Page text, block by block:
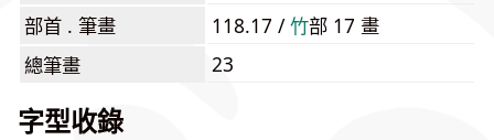
部首 . 筆畫
118.17 /⽵部 17 畫
總筆畫
23
字型收錄